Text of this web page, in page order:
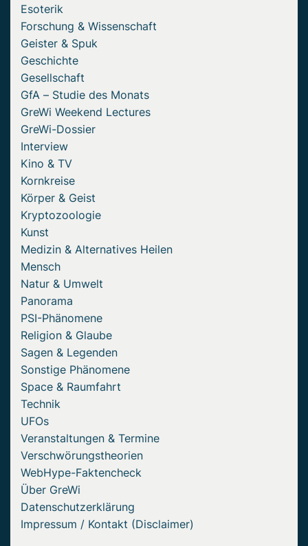
Esoterik
Forschung & Wissenschaft
Geister & Spuk
Geschichte
Gesellschaft
GfA – Studie des Monats
GreWi Weekend Lectures
GreWi-Dossier
Interview
Kino & TV
Kornkreise
Körper & Geist
Kryptozoologie
Kunst
Medizin & Alternatives Heilen
Mensch
Natur & Umwelt
Panorama
PSI-Phänomene
Religion & Glaube
Sagen & Legenden
Sonstige Phänomene
Space & Raumfahrt
Technik
UFOs
Veranstaltungen & Termine
Verschwörungstheorien
WebHype-Faktencheck
Über GreWi
Datenschutzerklärung
Impressum / Kontakt (Disclaimer)